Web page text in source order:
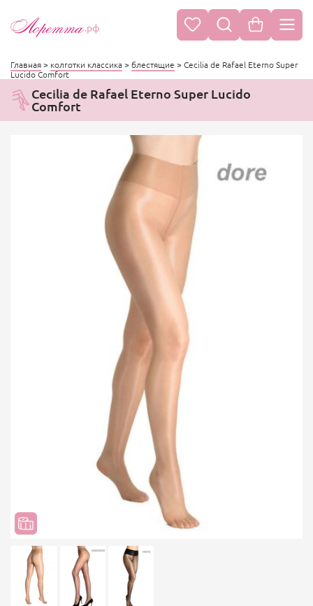
.рф
Главная> колготки классика> блестящие > Cecilia de Rafael Eterno Super
Lucido Comfort
Cecilia de Rafael Eterno Super Lucido
Comfort